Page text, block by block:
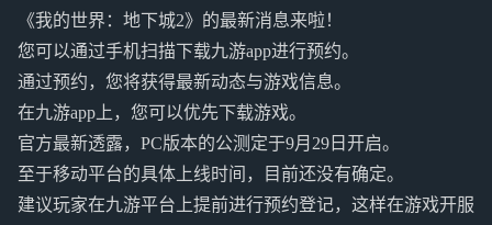
《我的世界：地下城2》的最新消息来啦！
您可以通过手机扫描下载九游app进行预约。
通过预约，您将获得最新动态与游戏信息。
在九游app上，您可以优先下载游戏。
官方最新透露，PC版本的公测定于9月29日开启。
至于移动平台的具体上线时间，目前还没有确定。
建议玩家在九游平台上提前进行预约登记，这样在游戏开服